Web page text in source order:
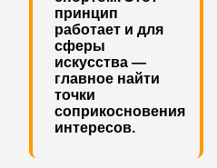
принцип
работает и для
сферы
искусства —
главное найти
точки
соприкосновения
интересов.